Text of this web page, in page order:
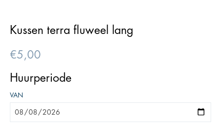
Kussen terra fluweel lang
€5,00
Huurperiode
VAN